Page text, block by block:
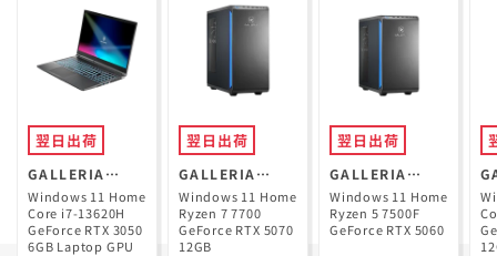
翌日出荷
GALLERIA
RL7C-R35-5N
Windows 11 Home
Core i7-13620H
GeForce RTX 3050
6GB Laptop GPU
翌日出荷
GALLERIA
XPR7A-R57-GD
Ryzen 7 7700
搭載
Windows 11 Home
Ryzen 7 7700
GeForce RTX 5070
12GB
翌日出荷
GALLERIA
XGR5M-R56-
GD Ryzen 5
7500F搭載
Windows 11 Home
Ryzen 5 7500F
GeForce RTX 5060